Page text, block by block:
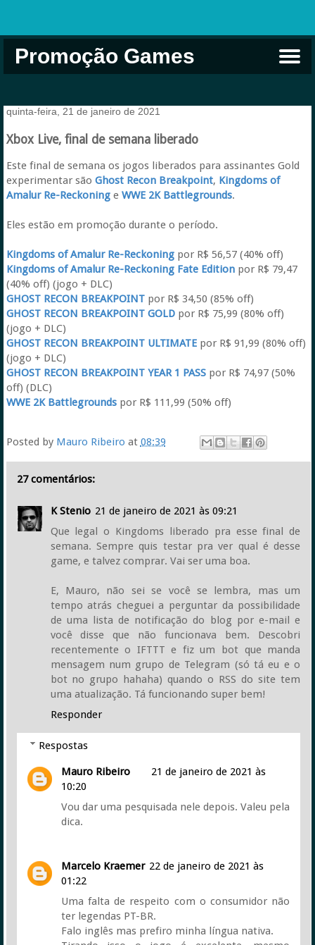
Promoção Games
quinta-feira, 21 de janeiro de 2021
Xbox Live, final de semana liberado
Este final de semana os jogos liberados para assinantes Gold
experimentar são Ghost Recon Breakpoint, Kingdoms of
Amalur Re-Reckoninge WWE 2K Battlegrounds.
Eles estão em promoção durante o período.
Kingdoms of Amalur Re-Reckoningpor R$ 56,57 (40% off)
Kingdoms of Amalur Re-Reckoning Fate Editionpor R$ 79,47
(40% off) (jogo + DLC)
GHOST RECON BREAKPOINTpor R$ 34,50 (85% off)
GHOST RECON BREAKPOINT GOLD por R$ 75,99 (80% off)
(jogo + DLC)
GHOST RECON BREAKPOINT ULTIMATEpor R$ 91,99 (80% off)
(jogo + DLC)
GHOST RECON BREAKPOINT YEAR 1 PASSpor R$ 74,97 (50%
off) (DLC)
WWE 2K Battlegroundspor R$ 111,99 (50% off)
Posted by Mauro Ribeiro at 08:39
27 comentários:
K Stenio 21 de janeiro de 2021 às 09:21
Que legal o Kingdoms liberado pra esse final de
semana. Sempre quis testar pra ver qual é desse
game, e talvez comprar. Vai ser uma boa.
E, Mauro, não sei se você se lembra, mas um
tempo atrás cheguei a perguntar da possibilidade
de uma lista de notificação do blog por e-mail e
você disse que não funcionava bem. Descobri
recentemente o IFTTT e fiz um bot que manda
mensagem num grupo de Telegram (só tá eu e o
bot no grupo hahaha) quando o RSS do site tem
uma atualização. Tá funcionando super bem!
Responder
Respostas
Mauro Ribeiro
21 de janeiro de 2021 às
10:20
Vou dar uma pesquisada nele depois. Valeu pela
dica.
Marcelo Kraemer 22 de janeiro de 2021 às
01:22
Uma falta de respeito com o consumidor não
ter legendas PT-BR.
Falo inglês mas prefiro minha língua nativa.